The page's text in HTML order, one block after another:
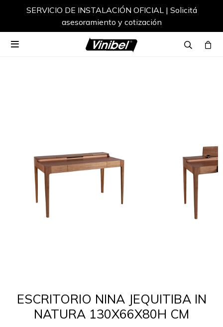
SERVICIO DE INSTALACIÓN OFICIAL | Solicitá
asesoramiento y cotización

ESCRITORIO NINA JEQUITIBA IN
NATURA 130X66X80H CM